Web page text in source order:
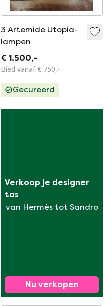
3 Artemide Utopia-
lampen
€ 1.500,-
Bied vanaf € 750,-
Gecureerd
Verkoop je designer
tas
van Hermès tot Sandro
Nu verkopen